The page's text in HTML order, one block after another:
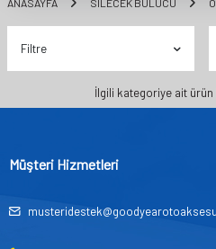
ANASAYFA SILECEK BULUCU
Filtre
İlgili kategoriye ait ürün
Müşteri Hizmetleri